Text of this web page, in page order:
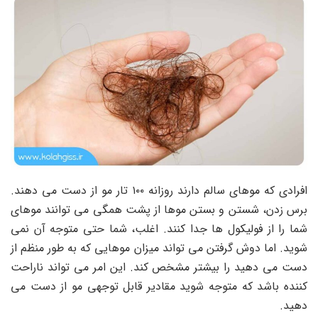
افرادی که موهای سالم دارند روزانه ۱۰۰ تار مو از دست می دهند.
برس زدن، شستن و بستن موها از پشت همگی می توانند موهای
شما را از فولیکول ها جدا کنند. اغلب، شما حتی متوجه آن نمی
شوید. اما دوش گرفتن می تواند میزان موهایی که به طور منظم از
دست می دهید را بیشتر مشخص کند. این امر می تواند ناراحت
کننده باشد که متوجه شوید مقادیر قابل توجهی مو از دست می
دهید.